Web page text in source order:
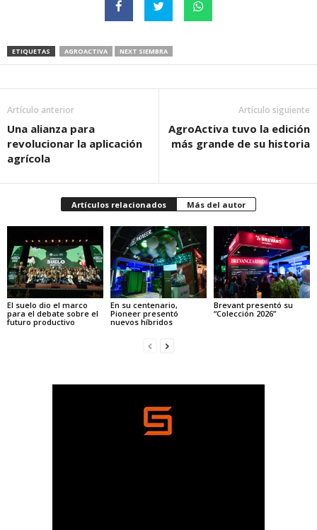
ETIQUETAS AGROACTIVA NEXT SIEMBRA
Artículo anterior
Una alianza para
revolucionar la aplicación
agrícola
Artículo siguiente
AgroActiva tuvo la edición
más grande de su historia
Artículos relacionados Más del autor
El suelo dio el marco
para el debate sobre el
futuro productivo
En su centenario,
Pioneer presentó
nuevos híbridos
Brevant presentó su
“Colección 2026”